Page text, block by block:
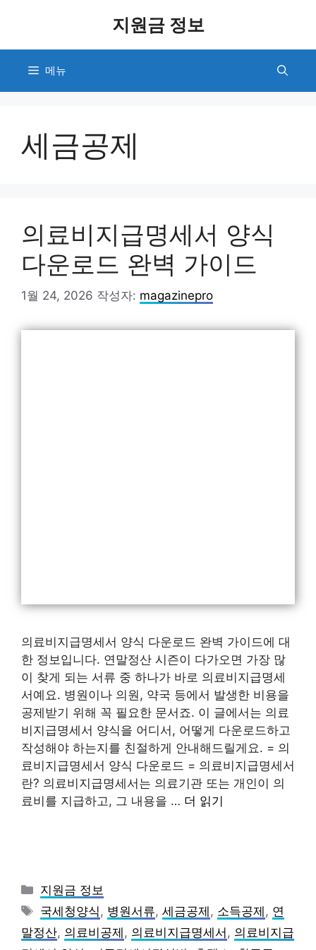
너
지원금 정보
메뉴
세금공제
의료비지급명세서 양식
다운로드 완벽 가이드
1월 24, 2026 작성자: magazinepro
의료비지급명세서 양식 다운로드 완벽 가이드에 대
한 정보입니다. 연말정산 시즌이 다가오면 가장 많
이 찾게 되는 서류 중 하나가 바로 의료비지급명세
서예요. 병원이나 의원, 약국 등에서 발생한 비용을
공제받기 위해 꼭 필요한 문서죠. 이 글에서는 의료
비지급명세서 양식을 어디서, 어떻게 다운로드하고
작성해야 하는지를 친절하게 안내해드릴게요. = 의
료비지급명세서 양식 다운로드 = 의료비지급명세서
란? 의료비지급명세서는 의료기관 또는 개인이 의
료비를 지급하고, 그 내용을 … 더 읽기
카
테
고
리
지원금 정보
태
그
국세청양식, 병원서류,세금공제 , 소득공제 , 연
말정산, 의료비공제 , 의료비지급명세서 , 의료비지급